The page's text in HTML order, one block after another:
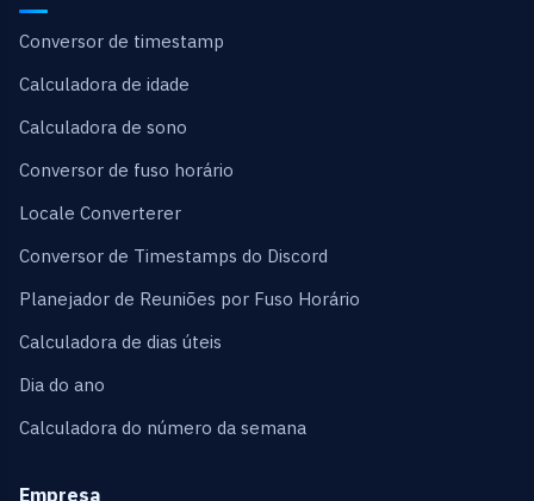
Conversor de timestamp
Calculadora de idade
Calculadora de sono
Conversor de fuso horário
Locale Converterer
Conversor de Timestamps do Discord
Planejador de Reuniões por Fuso Horário
Calculadora de dias úteis
Dia do ano
Calculadora do número da semana
Empresa